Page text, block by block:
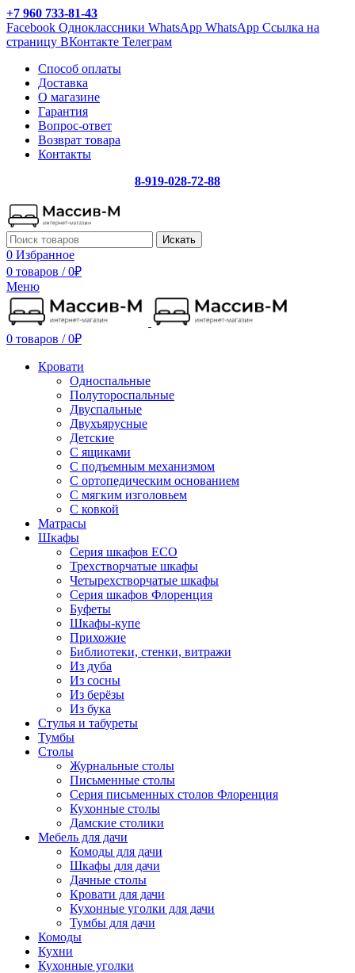
+7 960 733-81-43
Facebook Одноклассники WhatsApp WhatsApp Ссылка на
страницу ВКонтакте Телеграм
Способ оплаты
Доставка
О магазине
Гарантия
Вопрос-ответ
Возврат товара
Контакты
8-919-028-72-88
Искать
0 Избранное
0 товаров / 0₽
Меню
0 товаров / 0₽
Кровати
Односпальные
Полутороспальные
Двуспальные
Двухъярусные
Детские
С ящиками
С подъемным механизмом
С ортопедическим основанием
С мягким изголовьем
С ковкой
Матрасы
Шкафы
Серия шкафов ECO
Трехстворчатые шкафы
Четырехстворчатые шкафы
Серия шкафов Флоренция
Буфеты
Шкафы-купе
Прихожие
Библиотеки, стенки, витражи
Из дуба
Из сосны
Из берёзы
Из бука
Стулья и табуреты
Тумбы
Столы
Журнальные столы
Письменные столы
Серия письменных столов Флоренция
Кухонные столы
Дамские столики
Мебель для дачи
Комоды для дачи
Шкафы для дачи
Дачные столы
Кровати для дачи
Кухонные уголки для дачи
Тумбы для дачи
Комоды
Кухни
Кухонные уголки